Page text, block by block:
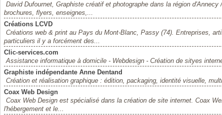
David Dufournet, Graphiste créatif et photographe dans la région
brochures, flyers, enseignes,...
Créations LCVD
Créations web & print au Pays du Mont-Blanc, Passy (74). Entreprises,
particuliers il y a forcément des...
Clic-services.com
Assistance informatique à domicile - Webdesign - Création de sityes
Graphiste indépendante Anne Dentand
Création et réalisation graphique : édition, packaging, identité visuelle,
Coax Web Design
Coax Web Design est spécialisé dans la création de site internet. Coax
l'hébergement et le...